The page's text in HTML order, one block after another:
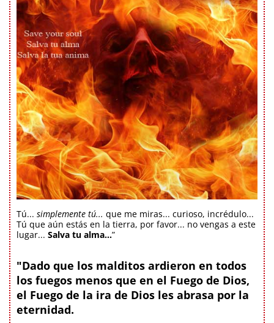
Tú... simplemente tú... que me miras... curioso, incrédulo...
Tú que aún estás en la tierra, por favor... no vengas a este
lugar... Salva tu alma...”
"Dado que los malditos ardieron en todos
los fuegos menos que en el Fuego de Dios,
el Fuego de la ira de Dios les abrasa por la
eternidad.